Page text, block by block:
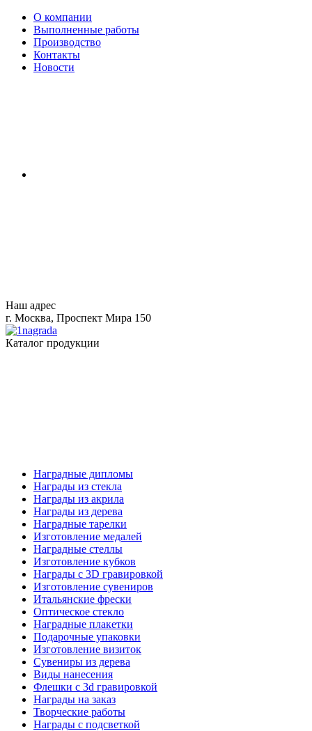
О компании
Выполненные работы
Производство
Контакты
Новости
Наш адрес
г. Москва, Проспект Мира 150
Каталог продукции
Наградные дипломы
Награды из стекла
Награды из акрила
Награды из дерева
Наградные тарелки
Изготовление медалей
Наградные стеллы
Изготовление кубков
Награды с 3D гравировкой
Изготовление сувениров
Итальянские фрески
Оптическое стекло
Наградные плакетки
Подарочные упаковки
Изготовление визиток
Сувениры из дерева
Виды нанесения
Флешки с 3d гравировкой
Награды на заказ
Творческие работы
Награды с подсветкой